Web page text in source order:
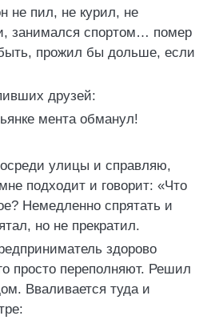
не пил, не курил, не
занимался спортом… помер
прожил бы дольше, если
друзей:
мента обманул!
улицы и справляю,
подходит и говорит: «Что
Немедленно спрятать и
но не прекратил.
здорово
просто переполняют. Решил
Вваливается туда и